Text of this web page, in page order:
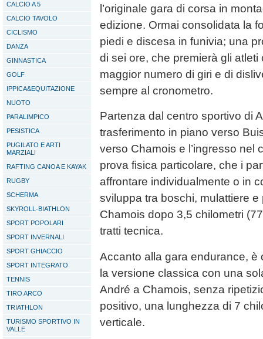
CALCIO A 5
CALCIO TAVOLO
CICLISMO
DANZA
GINNASTICA
GOLF
IPPICA&EQUITAZIONE
NUOTO
PARALIMPICO
PESISTICA
PUGILATO E ARTI
MARZIALI
RAFTING CANOA E KAYAK
RUGBY
SCHERMA
SKYROLL-BIATHLON
SPORT POPOLARI
SPORT INVERNALI
SPORT GHIACCIO
SPORT INTEGRATO
TENNIS
TIRO ARCO
TRIATHLON
TURISMO SPORTIVO IN
VALLE
l’originale gara di corsa in
edizione. Ormai consolidata la
piedi e discesa in funivia; una
di sei ore, che premierà gli
maggior numero di giri e di
sempre al cronometro.
Partenza dal centro sportivo di
trasferimento in piano verso
verso Chamois e l’ingresso nel
prova fisica particolare, che i
affrontare individualmente o in
sviluppa tra boschi, mulattiere
Chamois dopo 3,5 chilometri
tratti tecnica.
Accanto alla gara endurance, è
la versione classica con una
André a Chamois, senza
positivo, una lunghezza di 7
verticale.